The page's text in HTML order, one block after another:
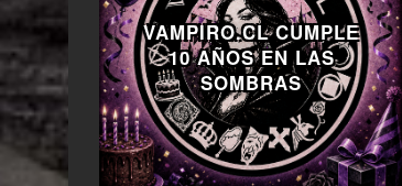
VAMPIRO.CL CUMPLE
10 AÑOS EN LAS
SOMBRAS